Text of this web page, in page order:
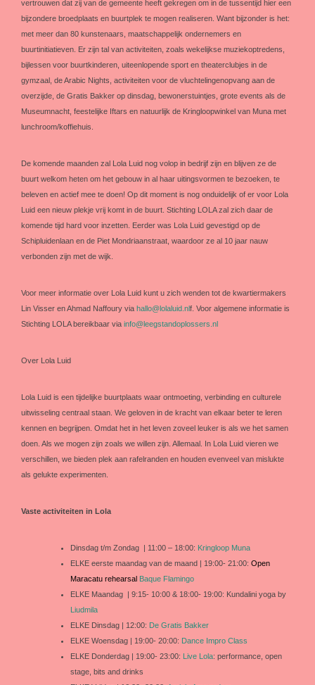
vertrouwen dat zij van de gemeente heeft gekregen om in de tussentijd hier een
bijzondere broedplaats en buurtplek te mogen realiseren. Want bijzonder is het:
met meer dan 80 kunstenaars, maatschappelijk ondernemers en
buurtinitiatieven. Er zijn tal van activiteiten, zoals wekelijkse muziekoptredens,
bijlessen voor buurtkinderen, uiteenlopende sport en theaterclubjes in de
gymzaal, de Arabic Nights, activiteiten voor de vluchtelingenopvang aan de
overzijde, de Gratis Bakker op dinsdag, bewonerstuintjes, grote events als de
Museumnacht, feestelijke Iftars en natuurlijk de Kringloopwinkel van Muna met
lunchroom/koffiehuis.
De komende maanden zal Lola Luid nog volop in bedrijf zijn en blijven ze de
buurt welkom heten om het gebouw in al haar uitingsvormen te bezoeken, te
beleven en actief mee te doen! Op dit moment is nog onduidelijk of er voor Lola
Luid een nieuw plekje vrij komt in de buurt. Stichting LOLA zal zich daar de
komende tijd hard voor inzetten. Eerder was Lola Luid gevestigd op de
Schipluidenlaan en de Piet Mondriaanstraat, waardoor ze al 10 jaar nauw
verbonden zijn met de wijk.
Voor meer informatie over Lola Luid kunt u zich wenden tot de kwartiermakers
Lin Visser en Ahmad Naffoury via hallo@lolaluid.nlf. Voor algemene informatie is
Stichting LOLA bereikbaar via info@leegstandoplossers.nl
Over Lola Luid
Lola Luid is een tijdelijke buurtplaats waar ontmoeting, verbinding en culturele
uitwisseling centraal staan. We geloven in de kracht van elkaar beter te leren
kennen en begrijpen. Omdat het in het leven zoveel leuker is als we het samen
doen. Als we mogen zijn zoals we willen zijn. Allemaal. In Lola Luid vieren we
verschillen, we bieden plek aan rafelranden en houden evenveel van mislukte
als gelukte experimenten.
Vaste activiteiten in Lola
Dinsdag t/m Zondag | 11:00 – 18:00: Kringloop Muna
ELKE eerste maandag van de maand | 19:00- 21:00: Open
Maracatu rehearsal Baque Flamingo
ELKE Maandag | 9:15- 10:00 & 18:00- 19:00: Kundalini yoga by
Liudmila
ELKE Dinsdag | 12:00: De Gratis Bakker
ELKE Woensdag | 19:00- 20:00: Dance Impro Class
ELKE Donderdag | 19:00- 23:00:
Live Lola: performance, open
stage, bits and drinks